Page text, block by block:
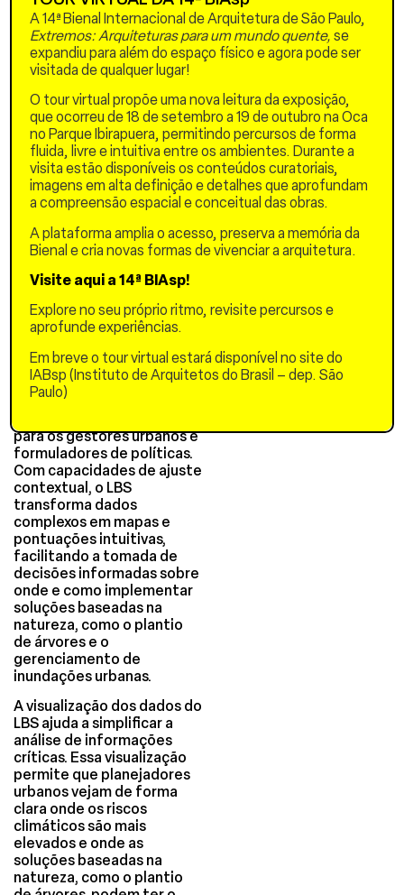
abordagem inovadora foi o
projeto piloto do Location-
Based Scoring (LBS),
realizado em Stuttgart, na
Alemanha, em 2023. Nesse
projeto, desenvolvemos
uma ferramenta para
fornecer uma
compreensão profunda e
de alta resolução das áreas
de risco climático
georreferenciadas.
O LBS permite que usuários,
desde planejadores
comunidade, explorem o
perfil de localização de
suas cidades, identificando
com precisão os riscos e as
vulnerabilidades climáticas.
A ferramenta se adapta às
especificidades de cada
território, oferecendo uma
para os gestores urbanos e
formuladores de políticas.
Com capacidades de ajuste
contextual, o LBS
transforma dados
complexos em mapas e
pontuações intuitivas,
facilitando a tomada de
decisões informadas sobre
onde e como implementar
soluções baseadas na
natureza, como o plantio
de árvores e o
gerenciamento de
inundações urbanas.
A visualização dos dados do
LBS ajuda a simplificar a
análise de informações
críticas. Essa visualização
permite que planejadores
urbanos vejam de forma
clara onde os riscos
climáticos são mais
elevados e onde as
soluções baseadas na
natureza, como o plantio
A 14ª Bienal Internacional de Arquitetura de São Paulo,
Extremos: Arquiteturas para um mundo quente, se
expandiu para além do espaço físico e agora pode ser
visitada de qualquer lugar!
O tour virtual propõe uma nova leitura da exposição,
que ocorreu de 18 de setembro a 19 de outubro na Oca
no Parque Ibirapuera, permitindo percursos de forma
fluida, livre e intuitiva entre os ambientes. Durante a
visita estão disponíveis os conteúdos curatoriais,
imagens em alta definição e detalhes que aprofundam
a compreensão espacial e conceitual das obras.
A plataforma amplia o acesso, preserva a memória da
Bienal e cria novas formas de vivenciar a arquitetura.
Visite aqui a 14ª BIAsp!
Explore no seu próprio ritmo, revisite percursos e
aprofunde experiências.
Em breve o tour virtual estará disponível no site do
IABsp (Instituto de Arquitetos do Brasil – dep. São
Paulo)